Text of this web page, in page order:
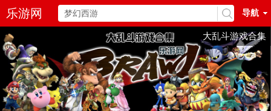
乐游网 导航
大乱斗游戏合集